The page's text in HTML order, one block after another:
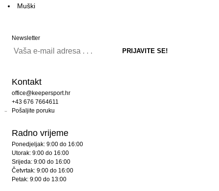
Muški
Newsletter
Kontakt
office@keepersport.hr
+43 676 7664611
Pošaljite poruku
Radno vrijeme
Ponedjeljak: 9:00 do 16:00
Utorak: 9:00 do 16:00
Srijeda: 9:00 do 16:00
Četvrtak: 9:00 do 16:00
Petak: 9:00 do 13:00